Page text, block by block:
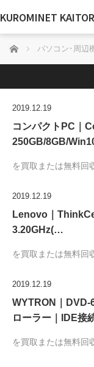
KUROMINET
ホーム パソコン･周辺
2019.12.19
コンパクトPC｜
250GB/8GB/
を買取または無料回
2019.12.19
Lenovo｜
3.20GHz(…
を買取または無料回
2019.12.19
WYTRON｜DVD-
ローラー｜IDE接
を買取または無料回